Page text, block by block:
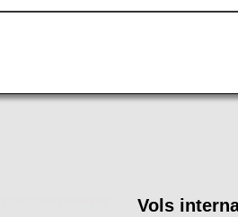
si vous avez besoin d'aide.
Vols